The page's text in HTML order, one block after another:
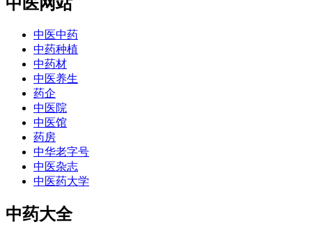
中医中药
中药种植
中药材
中医养生
药企
中医院
中医馆
药房
中华老字号
中医杂志
中医药大学
中药大全